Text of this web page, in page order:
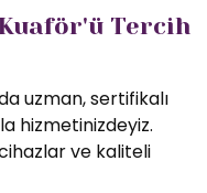
Tercih
uzman, sertifikalı
hizmetinizdeyiz.
ve kaliteli